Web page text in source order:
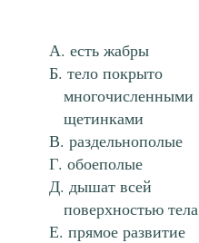
есть жабры
тело покрыто
многочисленными
щетинками
раздельнополые
обоеполые
дышат всей
поверхностью тела
прямое развитие